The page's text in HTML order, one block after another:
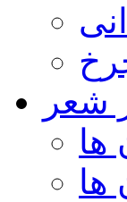
شعر
ها
ها